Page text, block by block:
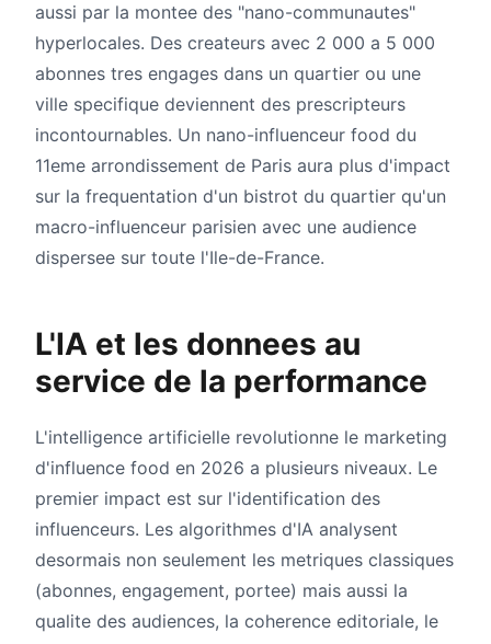
aussi par la montee des "nano-communautes"
hyperlocales. Des createurs avec 2 000 a 5 000
abonnes tres engages dans un quartier ou une
ville specifique deviennent des prescripteurs
incontournables. Un nano-influenceur food du
11eme arrondissement de Paris aura plus d'impact
sur la frequentation d'un bistrot du quartier qu'un
macro-influenceur parisien avec une audience
dispersee sur toute l'Ile-de-France.
L'IA et les donnees au
service de la performance
L'intelligence artificielle revolutionne le marketing
d'influence food en 2026 a plusieurs niveaux. Le
premier impact est sur l'identification des
influenceurs. Les algorithmes d'IA analysent
desormais non seulement les metriques classiques
(abonnes, engagement, portee) mais aussi la
qualite des audiences, la coherence editoriale, le